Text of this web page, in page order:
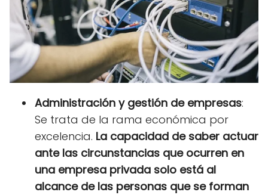
Administración y gestión de empresas:
Se trata de la rama económica por
excelencia. La capacidad de saber actuar
ante las circunstancias que ocurren en
una empresa privada solo está al
alcance de las personas que se forman